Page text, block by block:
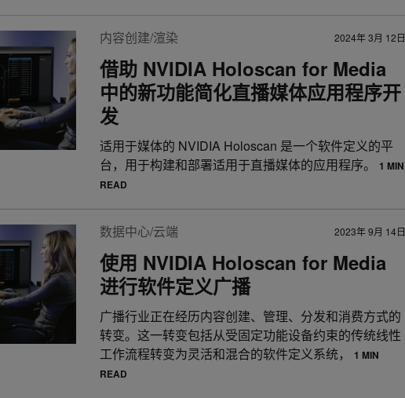
内容创建/渲染 2024年 3月 12日
借助 NVIDIA Holoscan for Media
中的新功能简化直播媒体应用程序开
发
适用于媒体的 NVIDIA Holoscan 是一个软件定义的平
台，用于构建和部署适用于直播媒体的应用程序。
1 MIN
READ
数据中心/云端 2023年 9月 14日
使用 NVIDIA Holoscan for Media
进行软件定义广播
广播行业正在经历内容创建、管理、分发和消费方式的
转变。这一转变包括从受固定功能设备约束的传统线性
工作流程转变为灵活和混合的软件定义系统，
1 MIN
READ